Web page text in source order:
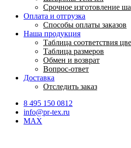
Срочное изготовление
Оплата и отгрузка
Способы оплаты заказов
Наша продукция
Таблица соответствия
Таблица размеров
Обмен и возврат
Вопрос-ответ
Доставка
Отследить заказ
8 495 150 0812
info@pr-tex.ru
MAX